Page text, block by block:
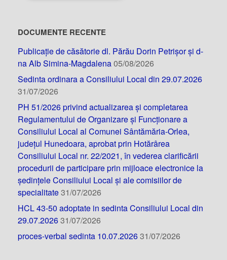
DOCUMENTE RECENTE
Publicație de căsătorie dl. Părău Dorin Petrișor și d-
na Alb Simina-Magdalena05/08/2026
Sedinta ordinara a Consiliului Local din 29.07.2026
31/07/2026
PH 51/2026 privind actualizarea și completarea
Regulamentului de Organizare și Funcționare a
Consiliului Local al Comunei Sântămăria-Orlea,
județul Hunedoara, aprobat prin Hotărârea
Consiliului Local nr. 22/2021, în vederea clarificării
procedurii de participare prin mijloace electronice la
ședințele Consiliului Local și ale comisiilor de
specialitate31/07/2026
HCL 43-50 adoptate in sedinta Consiliului Local din
29.07.202631/07/2026
proces-verbal sedinta 10.07.202631/07/2026